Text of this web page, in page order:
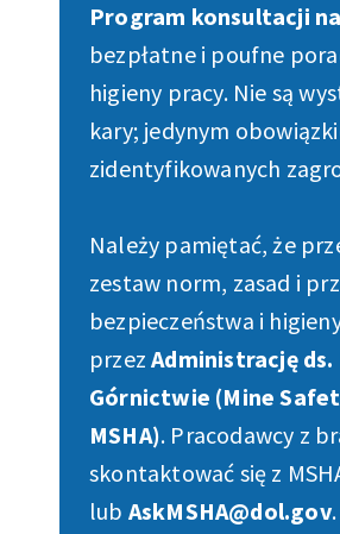
Program konsultacji
bezpłatne i poufne
higieny pracy. Nie są
kary; jedynym
zidentyfikowanych
Należy pamiętać, że
zestaw norm, zasad i
bezpieczeństwa i
przezAdministrację
Górnictwie (Mine
MSHA). Pracodawcy z
skontaktować się z
lub AskMSHA@dol.gov.